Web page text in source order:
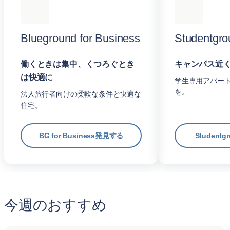
Blueground for Business
働くときは集中、くつろぐとき
は快適に
法人旅行者向けの柔軟な条件と快適な
住宅。
BG for Business発見する
キャンパス近
学生専用アパー
を。
今週のおすすめ